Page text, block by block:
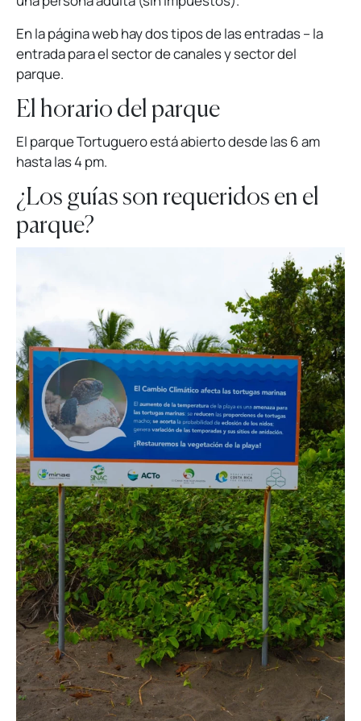
En la página web hay dos tipos de las entradas – la
entrada para el sector de canales y sector del
parque.
El horario del parque
El parque Tortuguero está abierto desde las 6 am
hasta las 4 pm.
¿Los guías son requeridos en el
parque?